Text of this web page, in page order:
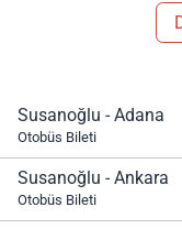
Susanoğlu - Adana
Otobüs Bileti
Susanoğlu - Ankara
Otobüs Bileti